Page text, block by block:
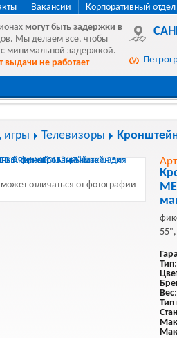
Вакансии Корпоративный отдел
могут быть задержки в
Мы делаем все, чтобы
минимальной задержкой.
выдачи не работает
игры Телевизоры
отличаться от фотографии
Тип
Вес
Тип